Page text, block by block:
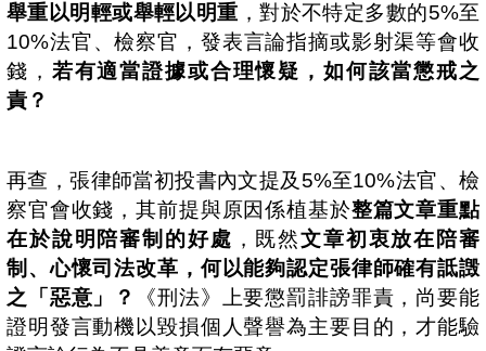
舉重以明輕或舉輕以明重 ，對於不特定多數的5%至
10%法官、檢察官，發表言論指摘或影射渠等會收
錢， 若有適當證據或合理懷疑，如何該當懲戒之
責？
再查，張律師當初投書內文提及 5%至10%法官、檢
察官會收錢，其前提與原因係植基於整篇文章重點
在於說明陪審制的好處 ，既然文章初衷放在陪審
制、心懷司法改革，何以能夠認定張律師確有詆譭
之「惡意」？
《刑法》上要懲罰誹謗罪責，尚要能
證明發言動機以毀損個人聲譽為主要目的，才能驗